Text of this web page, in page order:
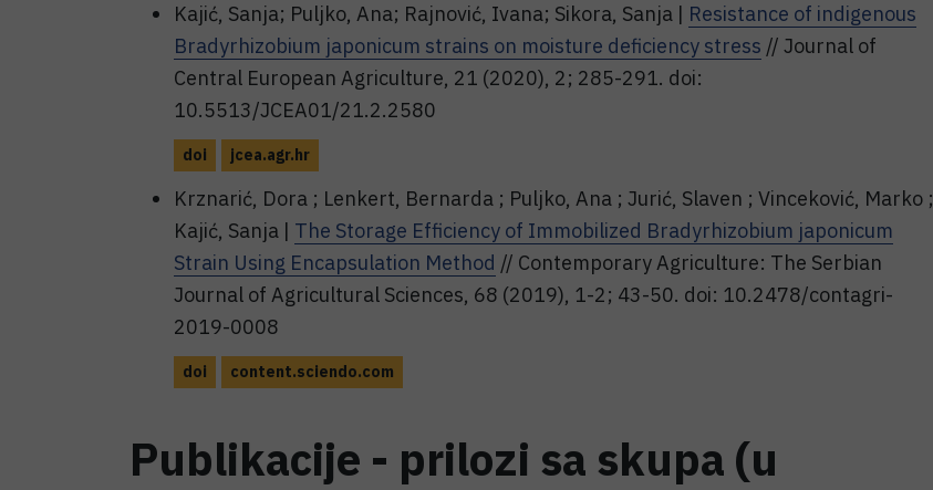
Kajić, Sanja; Puljko, Ana; Rajnović, Ivana; Sikora, Sanja | Resistance of indigenous
Bradyrhizobium japonicum strains on moisture deficiency stress // Journal of
Central European Agriculture, 21 (2020), 2; 285-291. doi:
10.5513/JCEA01/21.2.2580
doi jcea.agr.hr
Krznarić, Dora ; Lenkert, Bernarda ; Puljko, Ana ; Jurić, Slaven ; Vinceković, Marko ;
Kajić, Sanja | The Storage Efficiency of Immobilized Bradyrhizobium japonicum
Strain Using Encapsulation Method // Contemporary Agriculture: The Serbian
Journal of Agricultural Sciences, 68 (2019), 1-2; 43-50. doi: 10.2478/contagri-
2019-0008
doi content.sciendo.com
Publikacije - prilozi sa skupa (u